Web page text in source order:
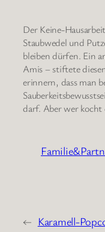
Der Keine-
Staubwedel und
bleiben dürfen. Ein
Amis – stiftete
erinnern, dass man
darf. Aber wer kocht
← Karamell-